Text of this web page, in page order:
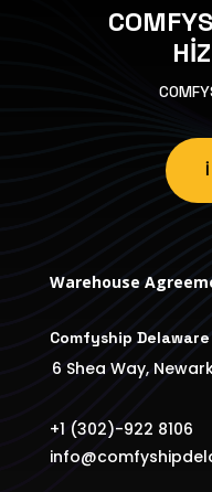
Warehouse
Comfyship Delaware
6 Shea Way, Newark
+1 (302)-922 8106